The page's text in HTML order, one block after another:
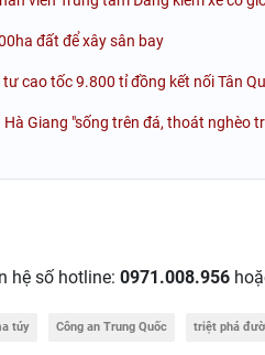
đất để xây sân bay
cao tốc 9.800 tỉ đồng kết nối Tân
Giang "sống trên đá, thoát nghèo
hệ số hotline: 0971.008.956
túy Công an Trung Quốc triệt phá